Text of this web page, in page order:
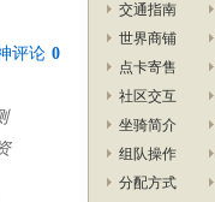
评论 0
交通指南
世界商铺
点卡寄售
社区交互
坐骑简介
组队操作
分配方式